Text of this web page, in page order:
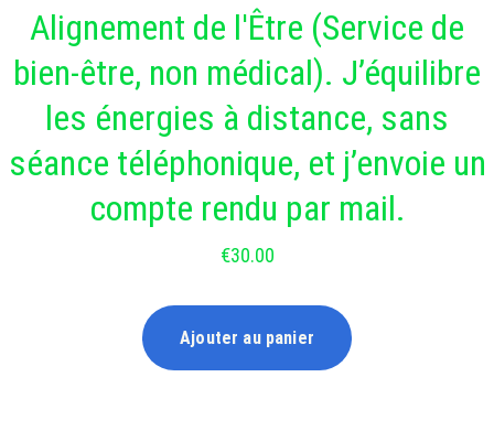
Alignement de l'Être (Service de
bien-être, non médical). J’équilibre
les énergies à distance, sans
séance téléphonique, et j’envoie un
compte rendu par mail.
€30.00
Ajouter au panier